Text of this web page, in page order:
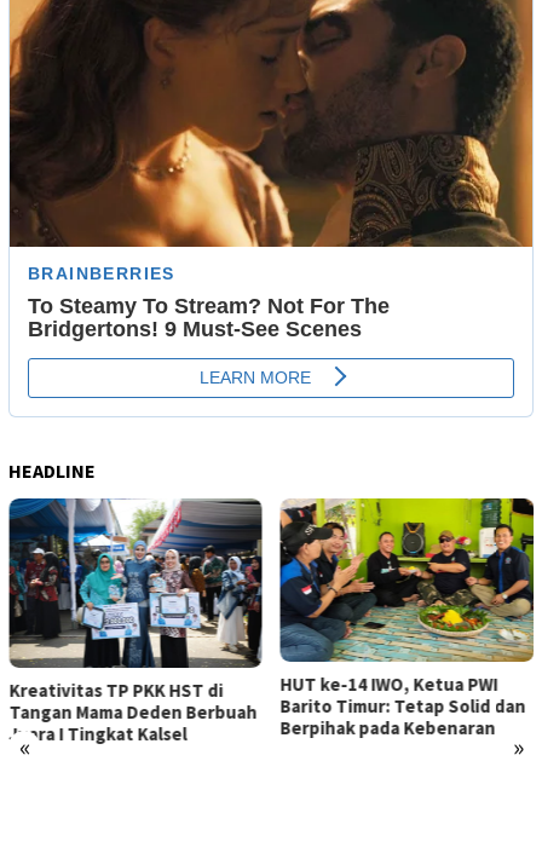
HEADLINE
« »
Kreativitas TP PKK HST di
Tangan Mama Deden Berbuah
Juara I Tingkat Kalsel
HUT ke-14 IWO, Ketua PWI
Barito Timur: Tetap Solid dan
Berpihak pada Kebenaran